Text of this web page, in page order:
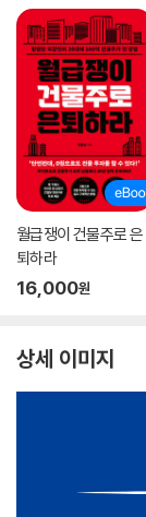
월급쟁이 건물주로 은
퇴하라
16,000원
상세 이미지